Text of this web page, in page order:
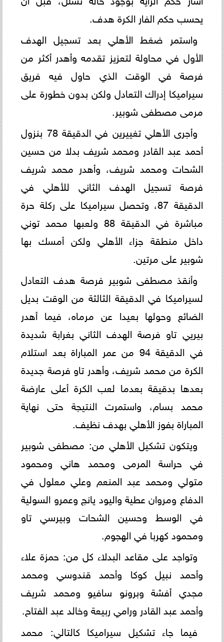
يحسب حكم الفار الكرة هدف.
واستمر ضغط الأهلي بعد تسجيل الهدف
الأول في محاولة لتعزيز تقدمه وأهدر أكثر من
فرصة في الوقت الذي حاول فيه فريق
سيراميكا إدراك التعادل ولكن بدون خطورة على
مرمى مصطفى شوبير.
وأجرى الأهلي تغييرين في الدقيقة 78 بنزول
أحمد عبد القادر ومحمد شريف بدلا من حسين
الشحات ومحمد شريف، وأهدر محمد شريف
فرصة تسجيل الهدف الثاني للأهلي في
الدقيقة 87، وتحصل سيراميكا على ركلة حرة
مباشرة في الدقيقة 88 ولعبها محمد توني
داخل منطقة جزاء الأهلي ولكن أمسك بها
شوبير على مرتين.
وأنقذ مصطفى شوبير فرصة هدف التعادل
لسيراميكا في الدقيقة الثالثة من الوقت بديل
الضائع وحولها بعيدا عن مرماه، فيما أهدر
بيريي تاو فرصة الهدف الثاني بغرابة شديدة
في الدقيقة 94 من عمر المباراة بعد استلام
الكرة من محمد شريف، وأهدر تاو فرصة جديدة
بعدها بدقيقة بعدما لعب الكرة أعلى عارضة
محمد بسام، واستمرت النتيجة حتى نهاية
المباراة بفوز الأهلي بهدف نظيف.
ويتكون تشكيل الأهلي من: مصطفى شوبير
في حراسة المرمى ومحمد هاني ومحمود
متولي ومحمد عبد المنعم وعلي معلول في
الدفاع ومروان عطية واليود يانج وعمرو السولية
في الوسط وحسين الشحات وبيرسي تاو
ومحمود كهربا في الهجوم.
وتواجد على مقاعد البدلاء كل من: حمزة علاء
وأحمد نبيل كوكا وأحمد قندوسي ومحمد
مجدي أفشة وبرونو سافيو ومحمد شريف
وأحمد عبد القادر ورامي ربيعة وخالد عبد الفتاح.
فيما جاء تشكيل سيراميكا كالتالي: محمد